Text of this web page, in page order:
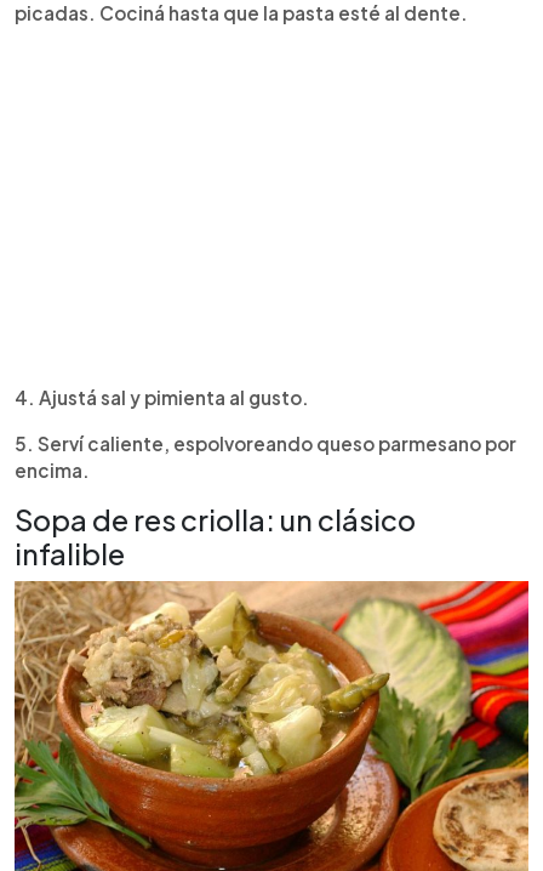
picadas. Cociná hasta que la pasta esté al dente.
4. Ajustá sal y pimienta al gusto.
5. Serví caliente, espolvoreando queso parmesano por
encima.
Sopa de res criolla: un clásico
infalible